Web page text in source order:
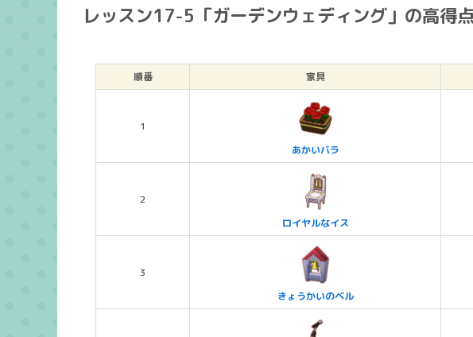
レッスン17-5「ガーデンウェディング」の高得
順番 家具
1
あかいバラ
2
ロイヤルなイス
3
きょうかいのベル